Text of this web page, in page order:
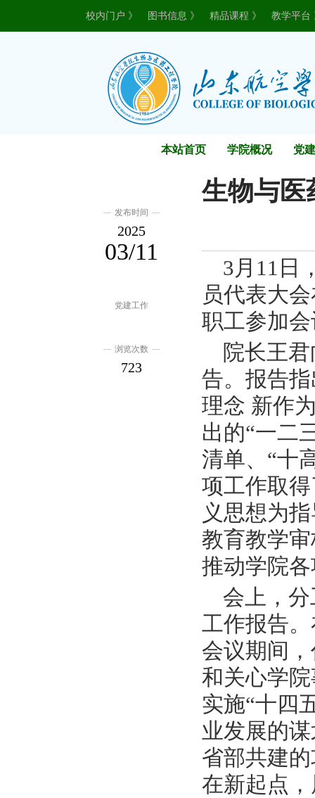
校内门户 》 图书信息 》 精品课程 》 教学平台
本站首页 学院概况 党
发布时间
2025
03/11
党建工作
浏览次数
723
生物与医
3月 11 日
员代表大
职工参加
院长王
告。报告
理念 新作
出的“一二
清单、“十
项工作取
义思想为
教育教学
推动学院
会上，
工作报告
会议期间
和关心学
实施“十四
业发展的
省部共建
在新起点